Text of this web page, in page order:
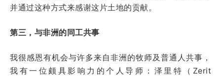
并通过这种方式来感谢这片土地的贡献。
第三，与非洲的同工共事
我很感恩有机会与许多来自非洲的牧师及普通人共事，
我有一位颇具影响力的个人导师：泽里特（Zerit